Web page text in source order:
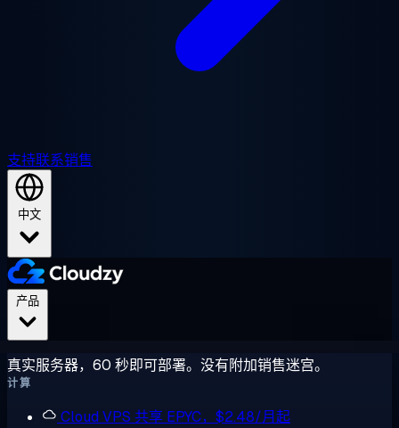
支持联系销售
中文
真实服务器，60 秒即可部署。没有附加销售迷宫。
计算
Cloud VPS 共享 EPYC，$2.48/月起